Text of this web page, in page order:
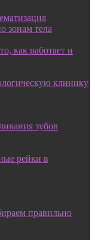
зонам тела
как работает и
клинику
зубов
рейки в
правильно